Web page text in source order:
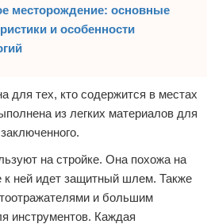
месторождение: основные
и особенности
для тех, кто содержится в местах
из легких материалов для
на стройке. Она похожа на
к ней идет защитный шлем. Также
и большим
инструментов. Каждая